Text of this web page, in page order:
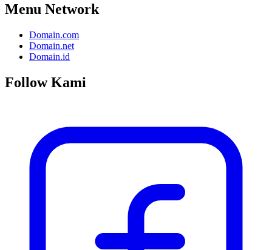
Menu Network
Domain.com
Domain.net
Domain.id
Follow Kami